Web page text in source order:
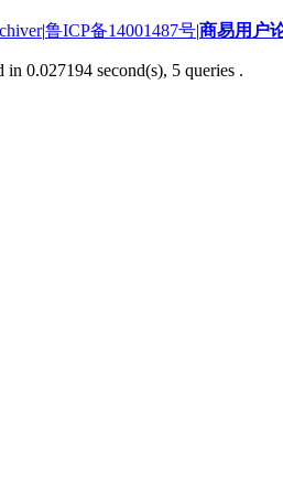
|鲁ICP备14001487号|商易用户
in 0.027194 second(s), 5 queries .